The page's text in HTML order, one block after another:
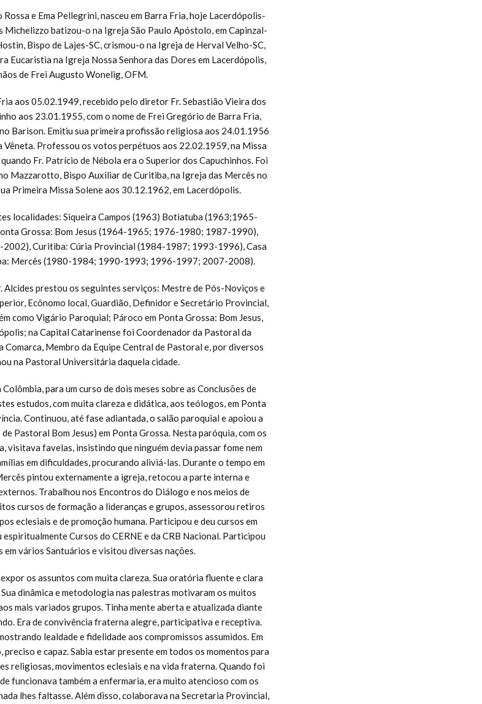
e Ema Pellegrini, nasceu em Barra Fria, hoje Lacerdópolis-
Michelizzo batizou-o na Igreja São Paulo Apóstolo, em Capinzal-
Bispo de Lajes-SC, crismou-o na Igreja de Herval Velho-SC,
Eucaristia na Igreja Nossa Senhora das Dores em Lacerdópolis,
de Frei Augusto Wonelig, OFM.
aos 05.02.1949, recebido pelo diretor Fr. Sebastião Vieira dos
aos 23.01.1955, com o nome de Frei Gregório de Barra Fria,
Barison. Emitiu sua primeira profissão religiosa aos 24.01.1956
Vêneta. Professou os votos perpétuos aos 22.02.1959, na Missa
Fr. Patrício de Nébola era o Superior dos Capuchinhos. Foi
Mazzarotto, Bispo Auxiliar de Curitiba, na Igreja das Mercês no
Primeira Missa Solene aos 30.12.1962, em Lacerdópolis.
localidades: Siqueira Campos (1963) Botiatuba (1963;1965-
Grossa: Bom Jesus (1964-1965; 1976-1980; 1987-1990),
Curitiba: Cúria Provincial (1984-1987; 1993-1996), Casa
Mercês (1980-1984; 1990-1993; 1996-1997; 2007-2008).
Alcides prestou os seguintes serviços: Mestre de Pós-Noviços e
Ecônomo local, Guardião, Definidor e Secretário Provincial,
como Vigário Paroquial; Pároco em Ponta Grossa: Bom Jesus,
na Capital Catarinense foi Coordenador da Pastoral da
Comarca, Membro da Equipe Central de Pastoral e, por diversos
na Pastoral Universitária daquela cidade.
para um curso de dois meses sobre as Conclusões de
estudos, com muita clareza e didática, aos teólogos, em Ponta
Continuou, até fase adiantada, o salão paroquial e apoiou a
Pastoral Bom Jesus) em Ponta Grossa. Nesta paróquia, com os
visitava favelas, insistindo que ninguém devia passar fome nem
em dificuldades, procurando aliviá-las. Durante o tempo em
pintou externamente a igreja, retocou a parte interna e
Trabalhou nos Encontros do Diálogo e nos meios de
cursos de formação a lideranças e grupos, assessorou retiros
eclesiais e de promoção humana. Participou e deu cursos em
Cursos do CERNE e da CRB Nacional. Participou
em vários Santuários e visitou diversas nações.
os assuntos com muita clareza. Sua oratória fluente e clara
dinâmica e metodologia nas palestras motivaram os muitos
mais variados grupos. Tinha mente aberta e atualizada diante
Era de convivência fraterna alegre, participativa e receptiva.
lealdade e fidelidade aos compromissos assumidos. Em
e capaz. Sabia estar presente em todos os momentos para
religiosas, movimentos eclesiais e na vida fraterna. Quando foi
funcionava também a enfermaria, era muito atencioso com os
lhes faltasse. Além disso, colaborava na Secretaria Provincial,